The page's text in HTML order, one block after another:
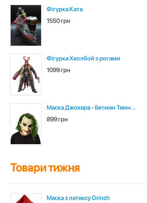
Фігурка Ката
1550 грн
Фігурка Хеллбой з рогами
1099 грн
Маска Джокера - Бетмен Темн...
899 грн
Товари тижня
Маска з латексу Grinch